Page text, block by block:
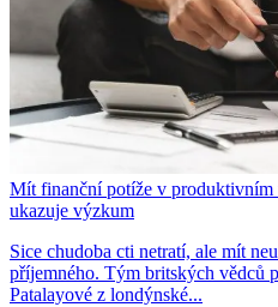
Mít finanční potíže v
ukazuje výzkum
Sice chudoba cti netratí, ale mít
příjemného. Tým britských vědců
Patalayové z londýnské...